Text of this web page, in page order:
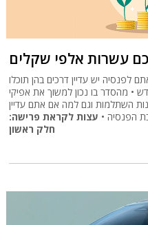
עשרות אלפי שקלים
לפנסיה יש עדיין דרכים בהן תוכלו
מהסדר בו נכון למשוך את אפיקי
השתלמות וגם למה אם אתם עדיין
הפנסיה • עצות לקראת פרישה:
חלק ראשון